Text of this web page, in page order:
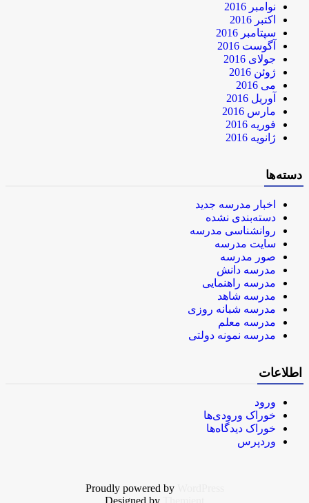
نوامبر 2016
اکتبر 2016
سپتامبر 2016
آگوست 2016
جولای 2016
ژوئن 2016
می 2016
آوریل 2016
مارس 2016
فوریه 2016
ژانویه 2016
دسته‌ها
اخبار مدرسه جدید
دسته‌بندی نشده
روانشناسی مدرسه
سایت مدرسه
صور مدرسه
مدرسه دانش
مدرسه راهنمایی
مدرسه شاهد
مدرسه شبانه روزی
مدرسه معلم
مدرسه نمونه دولتی
اطلاعات
ورود
خوراک ورودی‌ها
خوراک دیدگاه‌ها
وردپرس
Proudly powered by
Designed by